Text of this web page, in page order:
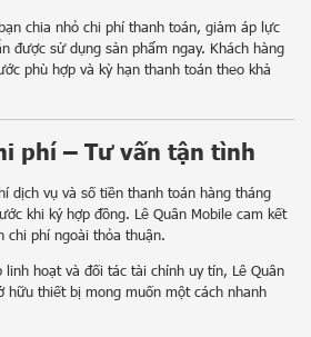
chia nhỏ chi phí thanh toán, giảm áp lực
được sử dụng sản phẩm ngay. Khách hàng
phù hợp và kỳ hạn thanh toán theo khả
phí – Tư vấn tận tình
dịch vụ và số tiền thanh toán hàng tháng
khi ký hợp đồng. Lê Quân Mobile cam kết
chi phí ngoài thỏa thuận.
hoạt và đối tác tài chính uy tín, Lê Quân
hữu thiết bị mong muốn một cách nhanh
tên để tìm kiếm